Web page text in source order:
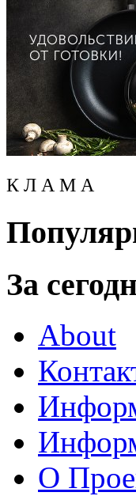
К Л А М А
За
About
О